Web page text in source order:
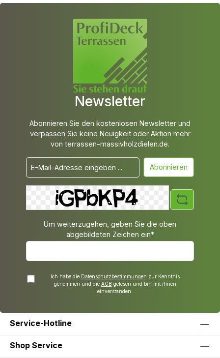
Newsletter
Abonnieren Sie den kostenlosen Newsletter und
verpassen Sie keine Neuigkeit oder Aktion mehr
von terrassen-massivholzdielen.de.
Abonnieren
Um weiterzugehen, geben Sie die oben
abgebildeten Zeichen ein*
Ich habe die Datenschutzbestimmungen zur Kenntnis
genommen und die AGB gelesen und bin mit ihnen
einverstanden.
Service-Hotline
Shop Service